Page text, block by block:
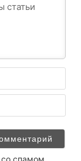
со спамом.